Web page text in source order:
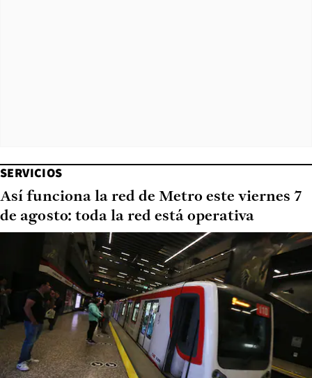
SERVICIOS
Así funciona la red de Metro este viernes 7
de agosto: toda la red está operativa